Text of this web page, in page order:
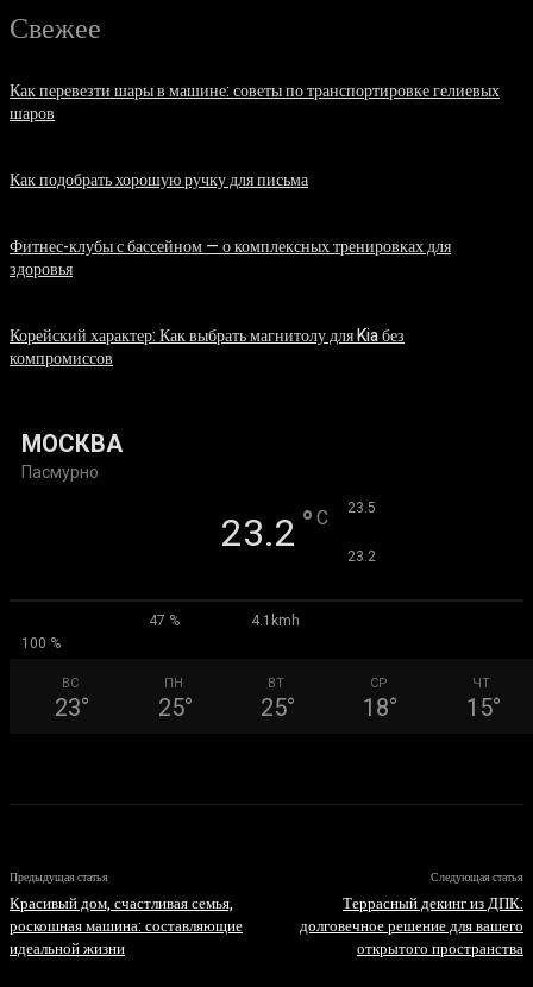
Свежее
Как перевезти шары в машине: советы по транспортировке гелиевых
шаров
Как подобрать хорошую ручку для письма
Фитнес-клубы с бассейном — о комплексных тренировках для
здоровья
Корейский характер: Как выбрать магнитолу для Kia без
компромиссов
МОСКВА
Пасмурно
23.2 ° C 23.5
23.2
47 %
4.1kmh
100 %
ВС
23°
ПН
25°
ВТ
25°
СР
18°
ЧТ
15°
Предыдущая статья
Красивый дом, счастливая семья,
роскошная машина: составляющие
идеальной жизни
Следующая статья
Террасный декинг из ДПК:
долговечное решение для вашего
открытого пространства